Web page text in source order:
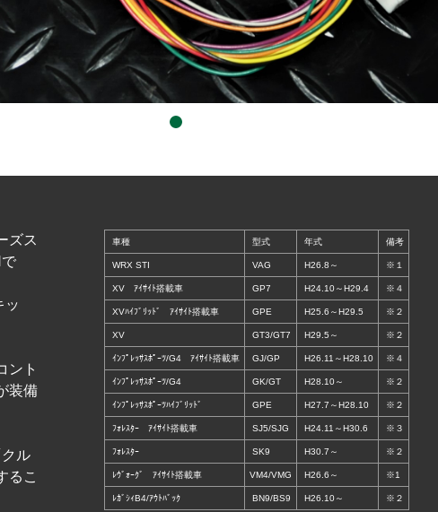
ズス
ッ
ント
装備
ル
るこ
車種 型式 年式 備考
WRX STI VAG H26.8～ ※１
XV ｱｲｻｲﾄ搭載車 GP7 H24.10～H29.4 ※４
XVﾊｲﾌﾞﾘｯﾄﾞ ｱｲｻｲﾄ搭載車 GPE H25.6～H29.5 ※２
XV GT3/GT7 H29.5～ ※２
ｲﾝﾌﾟﾚｯｻｽﾎﾟｰﾂ/G4 ｱｲｻｲﾄ搭載車 GJ/GP H26.11～H28.10 ※４
ｲﾝﾌﾟﾚｯｻｽﾎﾟｰﾂ/G4 GK/GT H28.10～ ※２
ｲﾝﾌﾟﾚｯｻｽﾎﾟｰﾂﾊｲﾌﾞﾘｯﾄﾞ GPE H27.7～H28.10 ※２
ﾌｫﾚｽﾀｰ ｱｲｻｲﾄ搭載車 SJ5/SJG H24.11～H30.6 ※３
ﾌｫﾚｽﾀｰ SK9 H30.7～ ※２
ﾚｳﾞｫｰｸﾞ ｱｲｻｲﾄ搭載車 VM4/VMG H26.6～ ※1
ﾚｶﾞｼｨB4/ｱｳﾄﾊﾞｯｸ BN9/BS9 H26.10～ ※２